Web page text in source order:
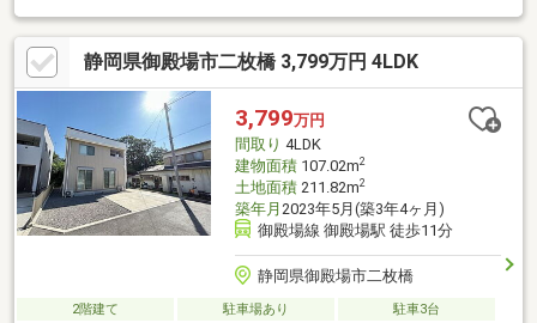
のお買い物に便利です。・続き間の本格和室を採用しており、ご
家族の団らんや来客時にも便利です。
静岡県御殿場市二枚橋 3,799万円 4LDK
3,799万円
間取り 4LDK
建物面積107.02m2
土地面積211.82m2
築年月 2023年5月(築3年4ヶ月)
御殿場線 御殿場駅 徒歩11分
静岡県御殿場市二枚橋
2階建て 駐車場あり
駐車3台